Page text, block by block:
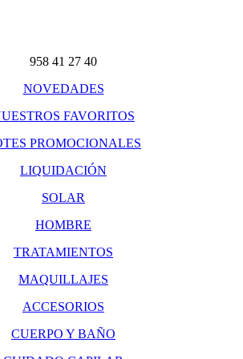
958 41 27 40
NOVEDADES
FAVORITOS
PROMOCIONALES
LIQUIDACIÓN
SOLAR
HOMBRE
TRATAMIENTOS
MAQUILLAJES
ACCESORIOS
CUERPO Y BAÑO